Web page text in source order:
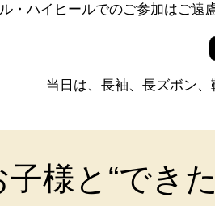
・ハイヒールでのご参加はご遠
当日は、長袖、長ズボン、
子様と“でき